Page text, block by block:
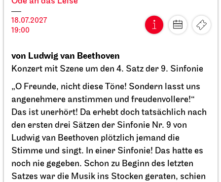
Staatsoper StuttgartOpernhaus
Zum letzten Mal in dieser Spielzeit